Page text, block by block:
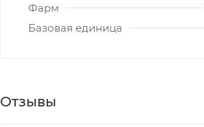
Фарм
Базовая единица
Отзывы